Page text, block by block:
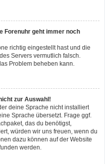
Forenuhr geht immer noch
richtig eingestellt hast und die
Servers vermutlich falsch.
Problem beheben kann.
zur Auswahl!
deine Sprache nicht installiert
Sprache übersetzt. Frage ggf.
das du benötigst,
würden wir uns freuen, wenn du
dazu können auf der Website
werden.